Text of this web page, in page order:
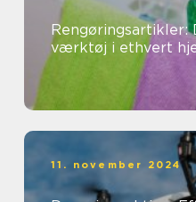
værktøj i ethvert
11. november 2024